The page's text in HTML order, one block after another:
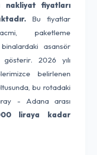
fiyatları
Bu fiyatlar
paketleme
asansör
gösterir. 2026 yılı
belirlenen
bu rotadaki
- Adana arası
liraya kadar